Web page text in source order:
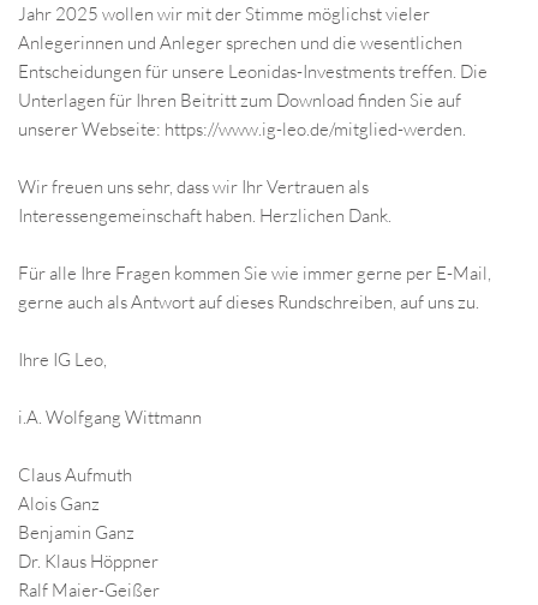
Jahr 2025 wollen wir mit der Stimme möglichst vieler
Anlegerinnen und Anleger sprechen und die wesentlichen
Entscheidungen für unsere Leonidas-Investments treffen. Die
Unterlagen für Ihren Beitritt zum Download finden Sie auf
unserer Webseite: https://www.ig-leo.de/mitglied-werden
Wir freuen uns sehr, dass wir Ihr Vertrauen als
Interessengemeinschaft haben. Herzlichen Dank.
Für alle Ihre Fragen kommen Sie wie immer gerne per E-Mail,
gerne auch als Antwort auf dieses Rundschreiben, auf uns zu.
Ihre IG Leo,
i.A. Wolfgang Wittmann
Claus Aufmuth
Alois Ganz
Benjamin Ganz
Dr. Klaus Höppner
Ralf Maier-Geißer